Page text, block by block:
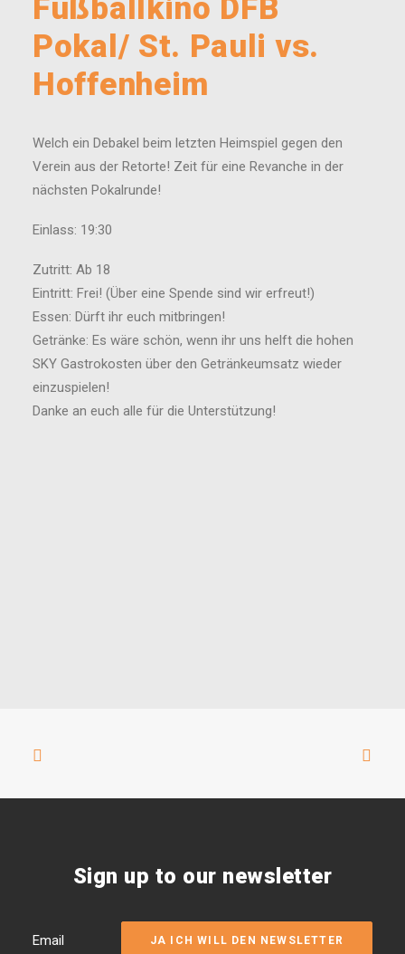
Fußballkino DFB
Pokal/ St. Pauli vs.
Hoffenheim
Welch ein Debakel beim letzten Heimspiel gegen den
Verein aus der Retorte! Zeit für eine Revanche in der
nächsten Pokalrunde!
Einlass: 19:30
Zutritt: Ab 18
Eintritt: Frei! (Über eine Spende sind wir erfreut!)
Essen: Dürft ihr euch mitbringen!
Getränke: Es wäre schön, wenn ihr uns helft die hohen
SKY Gastrokosten über den Getränkeumsatz wieder
einzuspielen!
Danke an euch alle für die Unterstützung!
Sign up to our newsletter